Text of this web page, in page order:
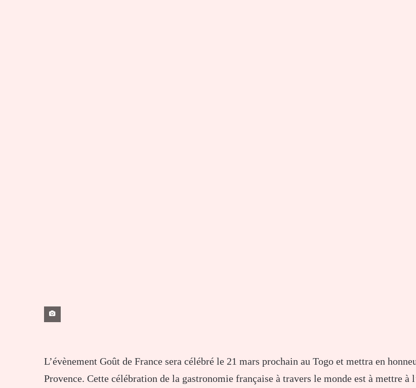
L’évènement Goût de France sera célébré le 21 mars prochain au Togo et mettra en
Provence. Cette célébration de la gastronomie française à travers le monde est à mettre à